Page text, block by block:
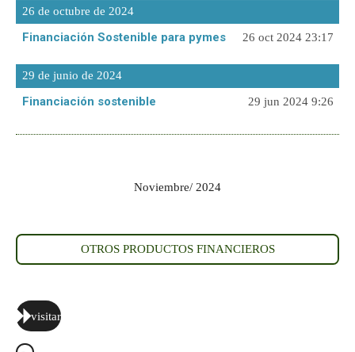
26 de octubre de 2024
Financiación Sostenible para pymes 26 oct 2024 23:17
29 de junio de 2024
Financiación sostenible 29 jun 2024 9:26
Noviembre/ 2024
OTROS PRODUCTOS FINANCIEROS
visitar